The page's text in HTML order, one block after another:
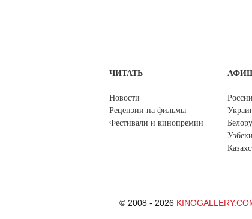
ЧИТАТЬ
Новости
Рецензии на фильмы
Фестивали и кинопремии
России
© 2008 - 2026